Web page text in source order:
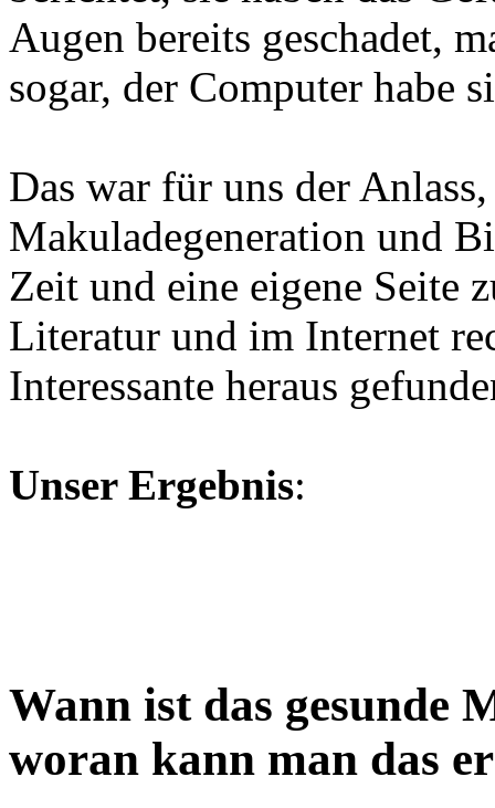
Augen bereits geschadet,
sogar, der Computer habe
Das war für uns der
Makuladegeneration und
Zeit und eine eigene Seite
Literatur und im Internet
Interessante heraus
Unser Ergebnis:
Wann ist das gesunde
woran kann man das